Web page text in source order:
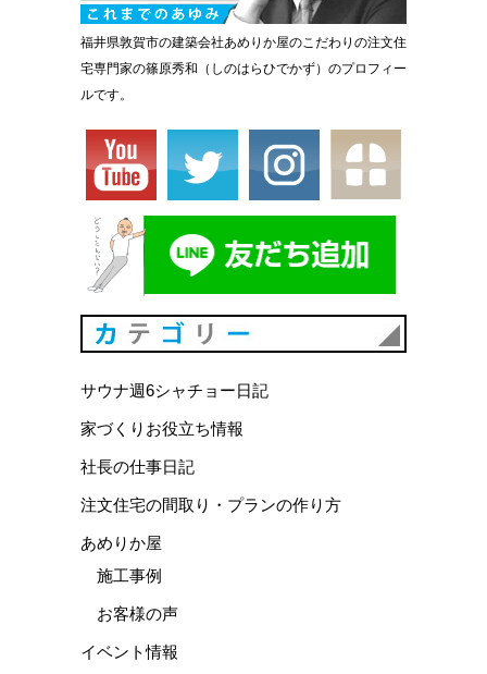
福井県敦賀市の建築会社あめりか屋のこだわりの注文住
宅専門家の篠原秀和（しのはらひでかず）のプロフィー
ルです。
サウナ週6シャチョー日記
家づくりお役立ち情報
社長の仕事日記
注文住宅の間取り・プランの作り方
あめりか屋
施工事例
お客様の声
イベント情報